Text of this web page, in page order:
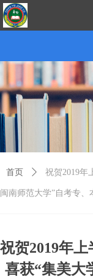
祝贺2019年
喜获“集美大
首页 ꄲ 祝贺2019年
闽南师范大学”自考专、